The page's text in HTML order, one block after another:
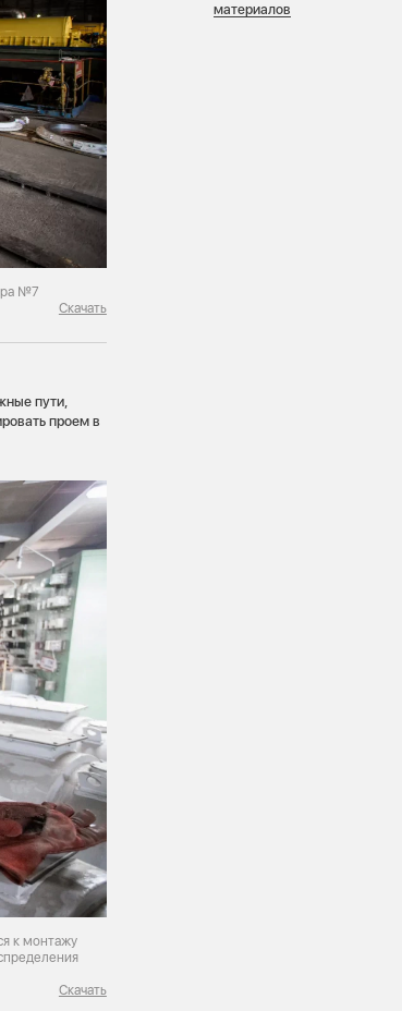
№7
Скачать
пути,
проем в
к монтажу
Скачать
материалов